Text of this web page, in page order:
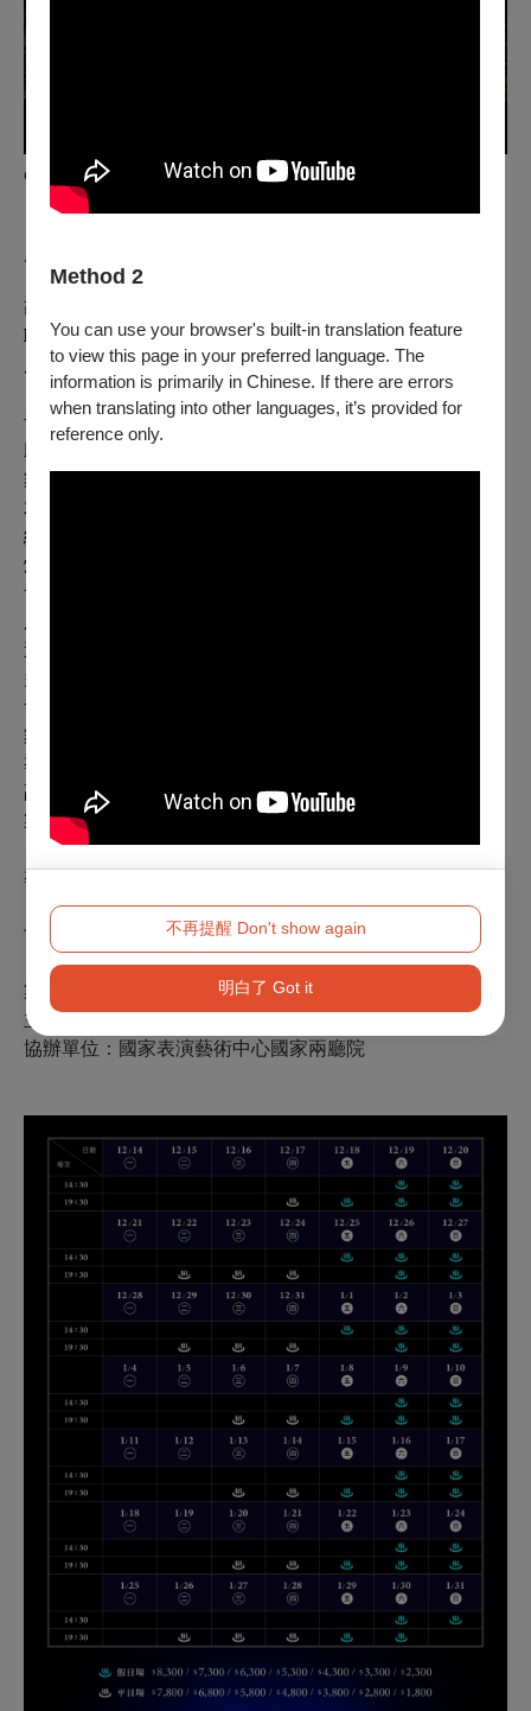
Method 2
You can use your browser's built-in translation feature
to view this page in your preferred language. The
information is primarily in Chinese. If there are errors
when translating into other languages, it’s provided for
reference only.
不再提醒 Don't show again
明白了 Got it
credit ：Johan Persson
改編：約翰・凱爾德
聯合改編：今井麻緒子
原創音樂：久石讓
音樂監製・管弦樂編排・編曲：布拉德・哈克
助理音樂監製・管
舞台設計：約翰・鮑澤
木偶設計・指導：託比・奧里耶
編舞・舞台調度：井手茂太
燈光設計：勝柴次朗
音響設計：山本浩一
造型設計：宮內宏明
多媒體設計：栗山聰之
音樂總監：深澤惠梨香
舞台總監：北條孝
導演助理：今井麻緒子
副導演：永井誠
製作人：尾木晴佳
導演：約翰・凱爾德
協力單位：吉卜力工作室
製作單位：東寶
株式會社
主辦單位：聯合數位文創股份有限公司
協辦單位：國家表演藝術中心國家兩廳院